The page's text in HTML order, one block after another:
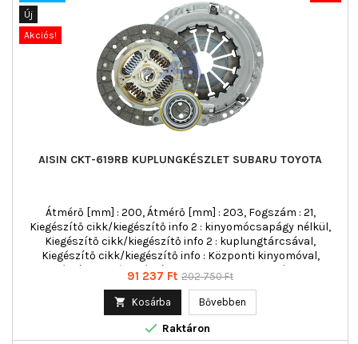
Új
Akciós!
AISIN CKT-619RB KUPLUNGKÉSZLET SUBARU TOYOTA
Átmérő [mm] : 200, Átmérő [mm] : 203, Fogszám : 21,
Kiegészítő cikk/kiegészítő info 2 : kinyomócsapágy nélkül,
Kiegészítő cikk/kiegészítő info 2 : kuplungtárcsával,
Kiegészítő cikk/kiegészítő info : Központi kinyomóval,
Kiegészítő cikk/kiegészítő info : kuplung nyomólappal,
többrészes : háromrészes
Ár
91 237 Ft Normál
202 750 Ft
 Kosárba Bővebben
 Raktáron